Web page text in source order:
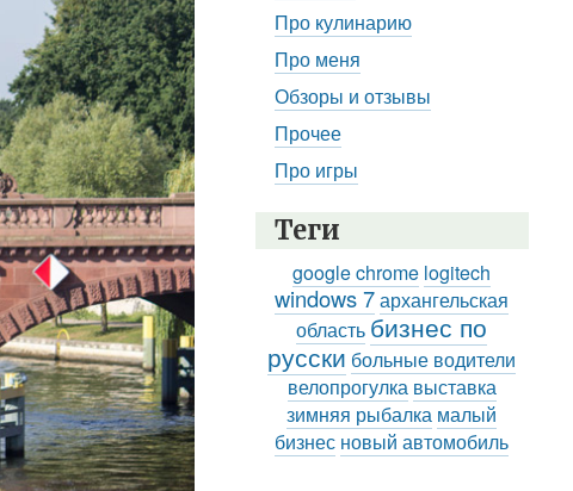
Про кулинарию
Про меня
Обзоры и отзывы
Прочее
Про игры
Теги
google chrome logitech
windows 7архангельская
областьбизнес по
русски больные водители
велопрогулка выставка
зимняя рыбалка малый
бизнес новый автомобиль